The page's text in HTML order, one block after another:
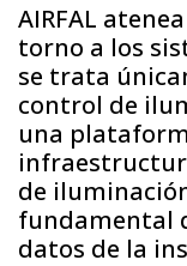
AIRFAL
torno a los
se trata
control de
una
de
fundamental
datos de la